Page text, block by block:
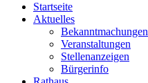
Startseite
Aktuelles
Bekanntmachungen
Veranstaltungen
Stellenanzeigen
Bürgerinfo